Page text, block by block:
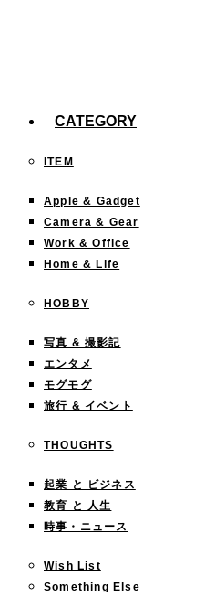
CATEGORY
ITEM
Apple & Gadget
Camera & Gear
Work & Office
Home & Life
HOBBY
写真 & 撮影記
エンタメ
モグモグ
旅行 & イベント
THOUGHTS
起業 と ビジネス
教育 と 人生
時事・ニュース
Wish List
Something Else